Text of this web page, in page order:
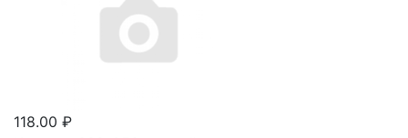
118.00 ₽